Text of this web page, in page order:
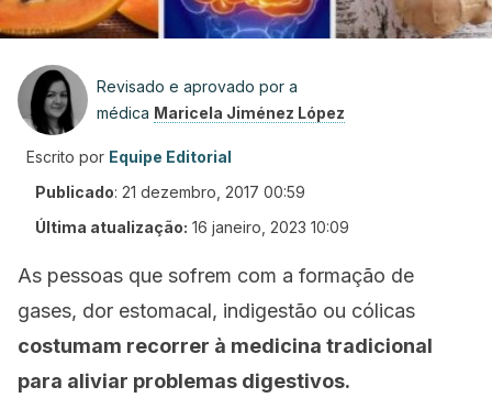
Revisado e aprovado por a
médica Maricela Jiménez López
Escrito por Equipe Editorial
Publicado: 21 dezembro, 2017 00:59
Última atualização: 16 janeiro, 2023 10:09
As pessoas que sofrem com a formação de
gases, dor estomacal, indigestão ou cólicas
costumam recorrer à medicina tradicional
para aliviar problemas digestivos.